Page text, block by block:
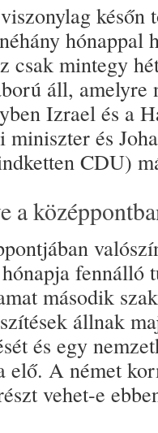
hónappal
csak mintegy
áll, amelyre
Izrael és a
miniszter és
CDU)
a
fennálló
második
állnak
és egy
elő. A német
vehet-e